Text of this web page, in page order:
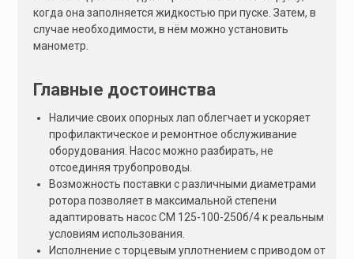
когда она заполняется жидкостью при пуске. Затем, в
случае необходимости, в нём можно установить
манометр.
Главные достоинства
Наличие своих опорных лап облегчает и ускоряет
профилактическое и ремонтное обслуживание
оборудования. Насос можно разбирать, не
отсоединяя трубопроводы.
Возможность поставки с различными диаметрами
ротора позволяет в максимальной степени
адаптировать насос СМ 125-100-250б/4 к реальным
условиям использования.
Исполнение с торцевым уплотнением с приводом от